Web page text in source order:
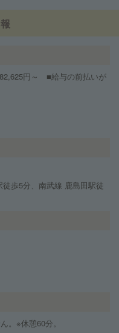
円～ ■給与の前払いが
歩5分、南武線 鹿島田駅徒
。※休憩60分。